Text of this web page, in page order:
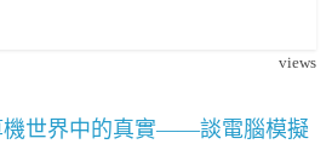
views
機世界中的真實——談電腦模擬